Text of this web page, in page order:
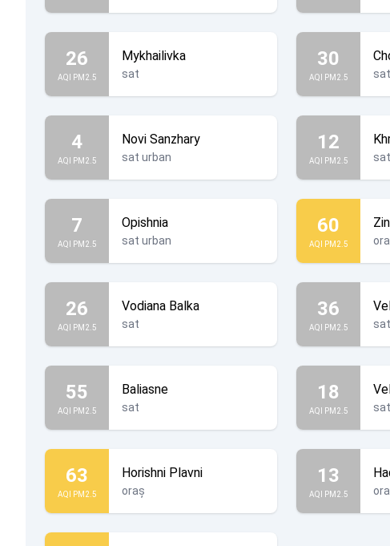
26
AQI PM2.5
Mykhailivka
sat
30
AQI PM2.5
4
AQI PM2.5
Novi Sanzhary
sat urban
12
AQI PM2.5 sat
7
AQI PM2.5
Opishnia
sat urban
60
AQI PM2.5
26
AQI PM2.5
Vodiana Balka
sat
36
AQI PM2.5 sat
55
AQI PM2.5
Baliasne
sat
18
AQI PM2.5 sat
63
AQI PM2.5
Horishni Plavni
oraș
13
AQI PM2.5